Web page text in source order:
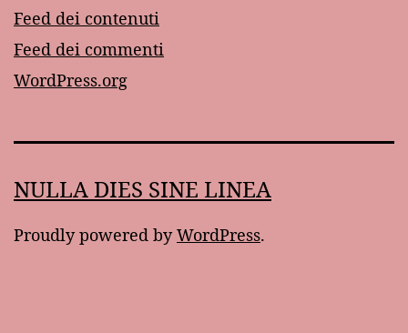
Feed dei contenuti
Feed dei commenti
WordPress.org
NULLA DIES SINE LINEA
Proudly powered byWordPress.